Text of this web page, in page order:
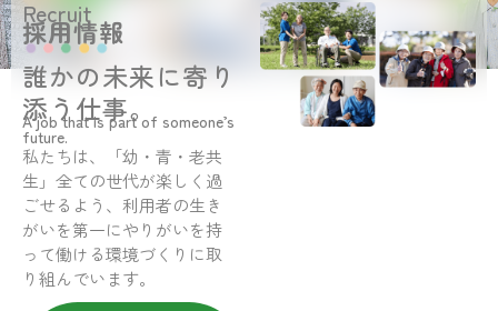
Recruit
採用情報
誰かの未来に寄り
添う仕事。
A job that is part of someone’s
future.
私たちは、「幼・青・老共
生」全ての世代が楽しく過
ごせるよう、利用者の生き
がいを第一にやりがいを持
って働ける環境づくりに取
り組んでいます。